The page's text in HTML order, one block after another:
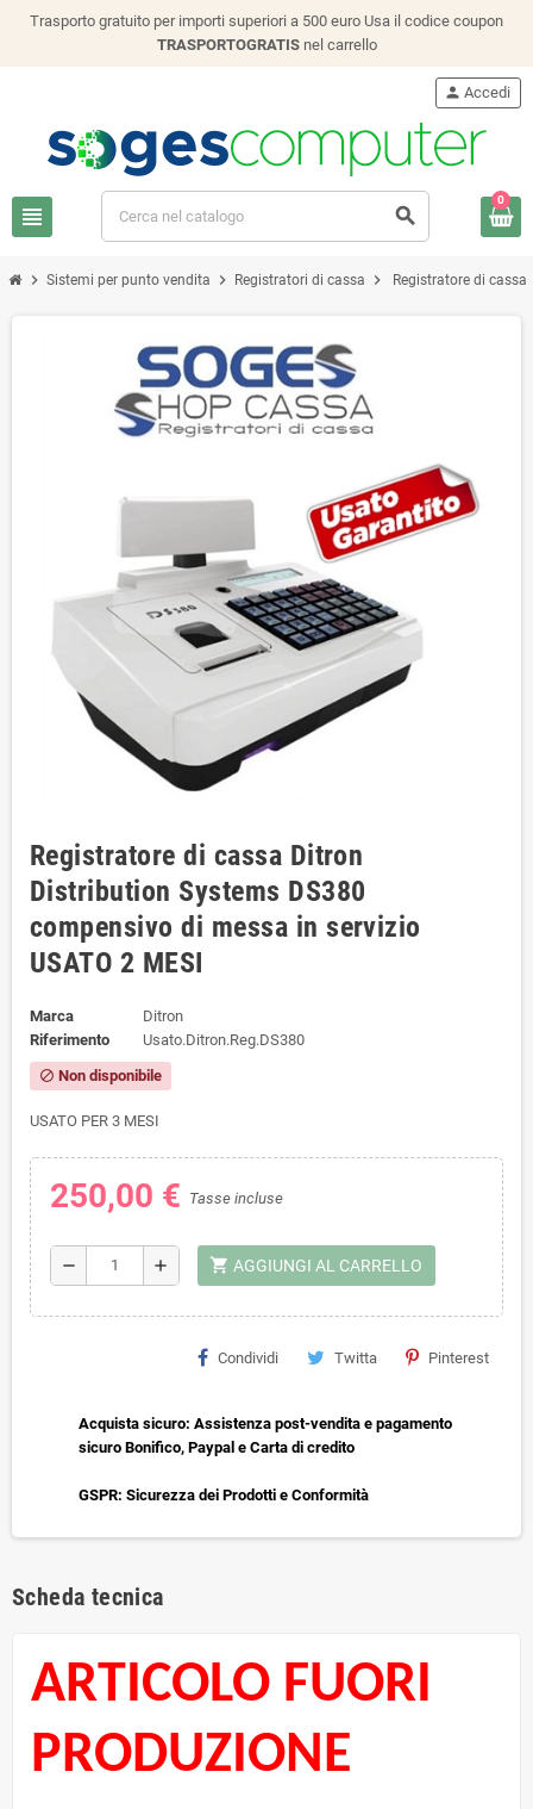
Trasporto gratuito per importi superiori a 500 euro Usa il codice coupon
TRASPORTOGRATISnel carrello
view_headline search
person Accedi
0
chevron_right Sistemi per punto vendita chevron_right Registratori di cassa chevron_right Registratore di
Registratore di cassa Ditron
Distribution Systems DS380
compensivo di messa in servizio
USATO 2 MESI
Marca
Ditron
Riferimento
Usato.Ditron.Reg.DS380
block Non disponibile
USATO PER 3 MESI
250,00 € Tasse incluse
remove add shopping_cart AGGIUNGI AL CARRELLO
Condividi Twitta Pinterest
Acquista sicuro: Assistenza post-vendita e pagamento
sicuro Bonifico, Paypal e Carta di credito
GSPR: Sicurezza dei Prodotti e Conformità
Scheda tecnica
ARTICOLO FUORI
PRODUZIONE